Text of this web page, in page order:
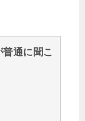
通に聞こ